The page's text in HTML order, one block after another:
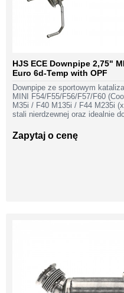
HJS ECE Downpipe 2,75"
Euro 6d-Temp with OPF
Downpipe ze sportowym
MINI F54/F55/F56/F57/F60
M35i / F40 M135i / F44 M235i
stali nierdzewnej oraz idealnie
Zapytaj o cenę